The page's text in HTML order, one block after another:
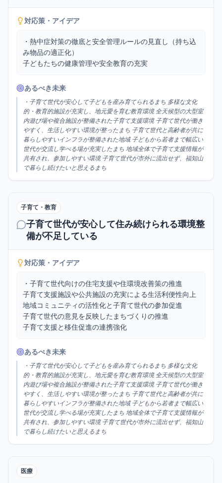
対応策・アイデア
・熱中症対策の徹底と安全管理ルールの見直し（持ち込
み物品の適正化）
子どもたちの健康管理や安全教育の充実
あるべき未来
・子育て世代が安心して子どもを産み育てられるまち 多様な文化
的・教育的施設が充実し、地元愛を育む教育環境 全天候型の大型室
内遊び場や複合施設が整備された子育て支援環境 子育て世代が働き
やすく、生活しやすい環境が整ったまち 子育て世代と高齢者が共に
暮らしやすいインフラが整備された地域 子どもから若者まで幅広い
世代が交流し学べる場が充実したまち 地域全体で子育て支援情報が
共有され、参加しやすい環境 子育て世代が市外に流出せず、福知山
で暮らし続けたいと思えるまち
子育て・教育
子育て世代が安心して住み続けられる環境整
備が不足している
対応策・アイデア
・子育て世代向けの住宅支援や住環境改善策の推進
子育て支援施設や公共施設の充実による生活利便性向上
地域コミュニティの活性化と子育て世代の参加促進
子育て世代の意見を反映したまちづくりの推進
子育て支援と移住促進の連携強化
あるべき未来
・子育て世代が安心して子どもを産み育てられるまち 多様な文化
的・教育的施設が充実し、地元愛を育む教育環境 全天候型の大型室
内遊び場や複合施設が整備された子育て支援環境 子育て世代が働き
やすく、生活しやすい環境が整ったまち 子育て世代と高齢者が共に
暮らしやすいインフラが整備された地域 子どもから若者まで幅広い
世代が交流し学べる場が充実したまち 地域全体で子育て支援情報が
共有され、参加しやすい環境 子育て世代が市外に流出せず、福知山
で暮らし続けたいと思えるまち
医療